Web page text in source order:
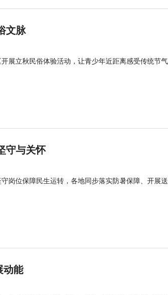
文脉
展立秋民俗体验活动，让青少年近距离感受传统节
守与关怀
岗位保障民生运转，各地同步落实防暑保障、开展
动能